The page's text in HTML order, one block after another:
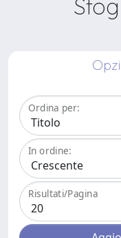
Ordina per:
In ordine:
Risultati/Pagina